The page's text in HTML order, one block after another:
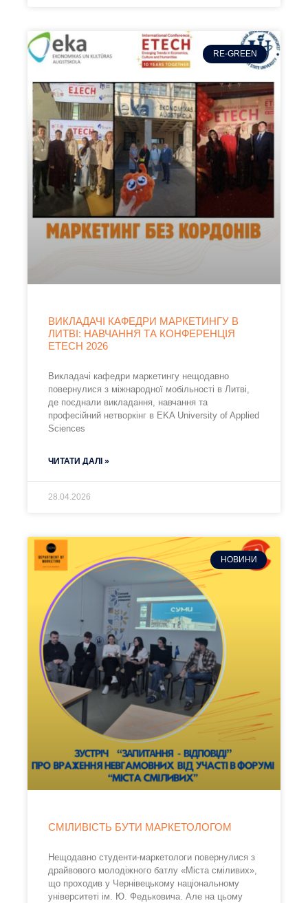
RE-GREEN
ВИКЛАДАЧІ КАФЕДРИ МАРКЕТИНГУ В
ЛИТВІ: НАВЧАННЯ ТА КОНФЕРЕНЦІЯ
ETECH 2026
Викладачі кафедри маркетингу нещодавно
повернулися з міжнародної мобільності в Литві,
де поєднали викладання, навчання та
професійний нетворкінг в EKA University of Applied
Sciences
ЧИТАТИ ДАЛІ »
28.04.2026
НОВИНИ
СМІЛИВІСТЬ БУТИ МАРКЕТОЛОГОМ
Нещодавно студенти-маркетологи повернулися з
драйвового молодіжного батлу «Міста сміливих»,
що проходив у Чернівецькому національному
університеті ім. Ю. Федьковича. Але на цьому